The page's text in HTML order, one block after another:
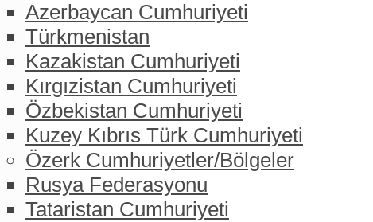
Azerbaycan Cumhuriyeti
Türkmenistan
Kazakistan Cumhuriyeti
Kırgızistan Cumhuriyeti
Özbekistan Cumhuriyeti
Kuzey Kıbrıs Türk Cumhuriyeti
Özerk Cumhuriyetler/Bölgeler
Rusya Federasyonu
Tataristan Cumhuriyeti